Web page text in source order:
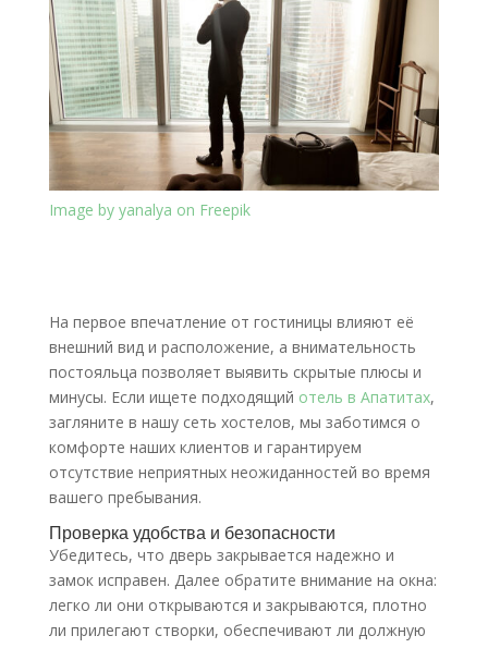
Image by yanalya on Freepik
На первое впечатление от гостиницы влияют её
внешний вид и расположение, а внимательность
постояльца позволяет выявить скрытые плюсы и
минусы. Если ищете подходящий отель в Апатитах,
загляните в нашу сеть хостелов, мы заботимся о
комфорте наших клиентов и гарантируем
отсутствие неприятных неожиданностей во время
вашего пребывания.
Проверка удобства и безопасности
Убедитесь, что дверь закрывается надежно и
замок исправен. Далее обратите внимание на окна:
легко ли они открываются и закрываются, плотно
ли прилегают створки, обеспечивают ли должную